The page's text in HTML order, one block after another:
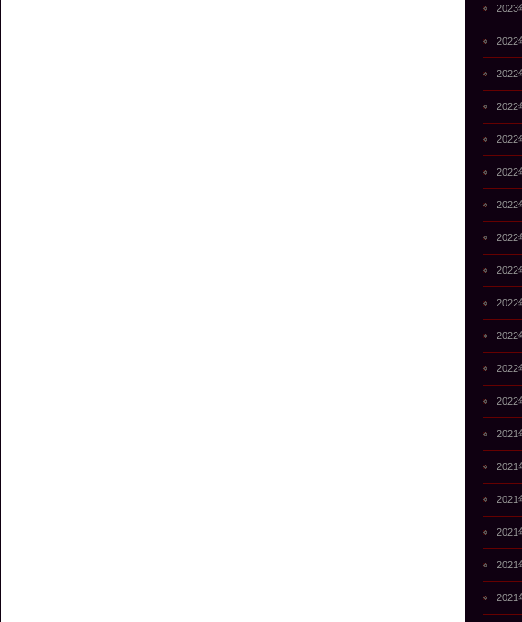
2023
2022
2022
2022
2022
2022
2022
2022
2022
2022
2022
2022
2022
2021
2021
2021
2021
2021
2021